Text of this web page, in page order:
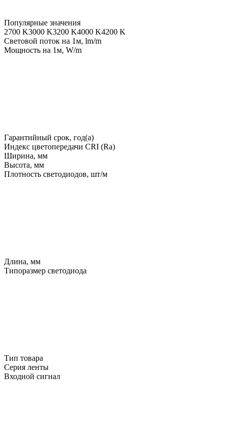
Популярные значения
2700 K3000 K3200 K4000 K4200 K
Световой поток на 1м, lm/m
Мощность на 1м, W/m
Гарантийный срок, год(а)
Индекс цветопередачи CRI (Ra)
Ширина, мм
Высота, мм
Плотность светодиодов, шт/м
Длина, мм
Типоразмер светодиода
Тип товара
Серия ленты
Входной сигнал